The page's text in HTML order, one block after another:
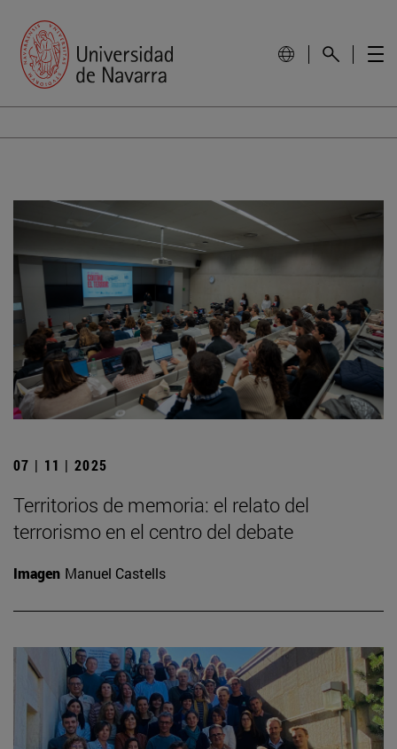
07 | 11 | 2025
Territorios de memoria: el relato del
terrorismo en el centro del debate
Imagen Manuel Castells